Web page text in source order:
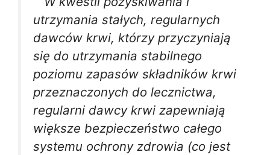
utrzymania stałych, regularnych
dawców krwi, którzy przyczyniają
się do utrzymania stabilnego
poziomu zapasów składników krwi
przeznaczonych do lecznictwa,
regularni dawcy krwi zapewniają
większe bezpieczeństwo całego
systemu ochrony zdrowia (co jest